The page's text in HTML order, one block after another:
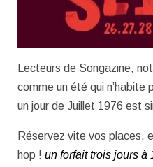
Lecteurs de Songazine,
comme un été qui n’habite
un jour de Juillet 1976 est
Réservez vite vos places,
hop ! un forfait trois jours à